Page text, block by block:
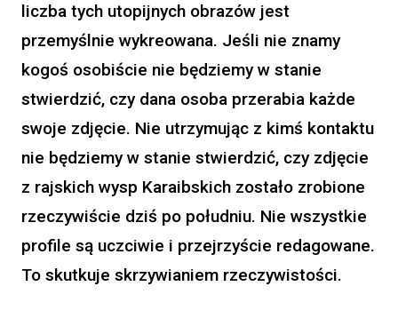
liczba tych utopijnych obrazów jest
przemyślnie wykreowana. Jeśli nie znamy
kogoś osobiście nie będziemy w stanie
stwierdzić, czy dana osoba przerabia każde
swoje zdjęcie. Nie utrzymując z kimś kontaktu
nie będziemy w stanie stwierdzić, czy zdjęcie
z rajskich wysp Karaibskich zostało zrobione
rzeczywiście dziś po południu. Nie wszystkie
profile są uczciwie i przejrzyście redagowane.
To skutkuje skrzywianiem rzeczywistości.